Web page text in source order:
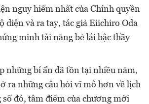
nguy hiểm nhất của Chính quyền
diện và ra tay, tác giả Eiichiro Oda
minh tài năng bẻ lái bậc thầy
những bí ẩn đã tồn tại nhiều năm,
ra những câu hỏi vĩ mô hơn về lịch
đó, tâm điểm của chương mới